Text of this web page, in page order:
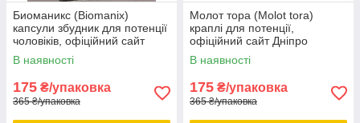
Биоманикс (Biomanix)
капсули збудник для потенції
чоловіків, офіційний сайт
Дніпро
В наявності
175 ₴/упаковка
365 ₴/упаковка
Молот тора (Molot tora)
краплі для потенції,
офіційний сайт Дніпро
В наявності
175 ₴/упаковка
365 ₴/упаковка